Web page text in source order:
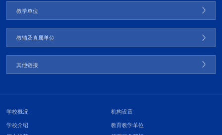
教学单位
教辅及直属单位
其他链接
学校概况
学校介绍
机构设置
教育教学单位